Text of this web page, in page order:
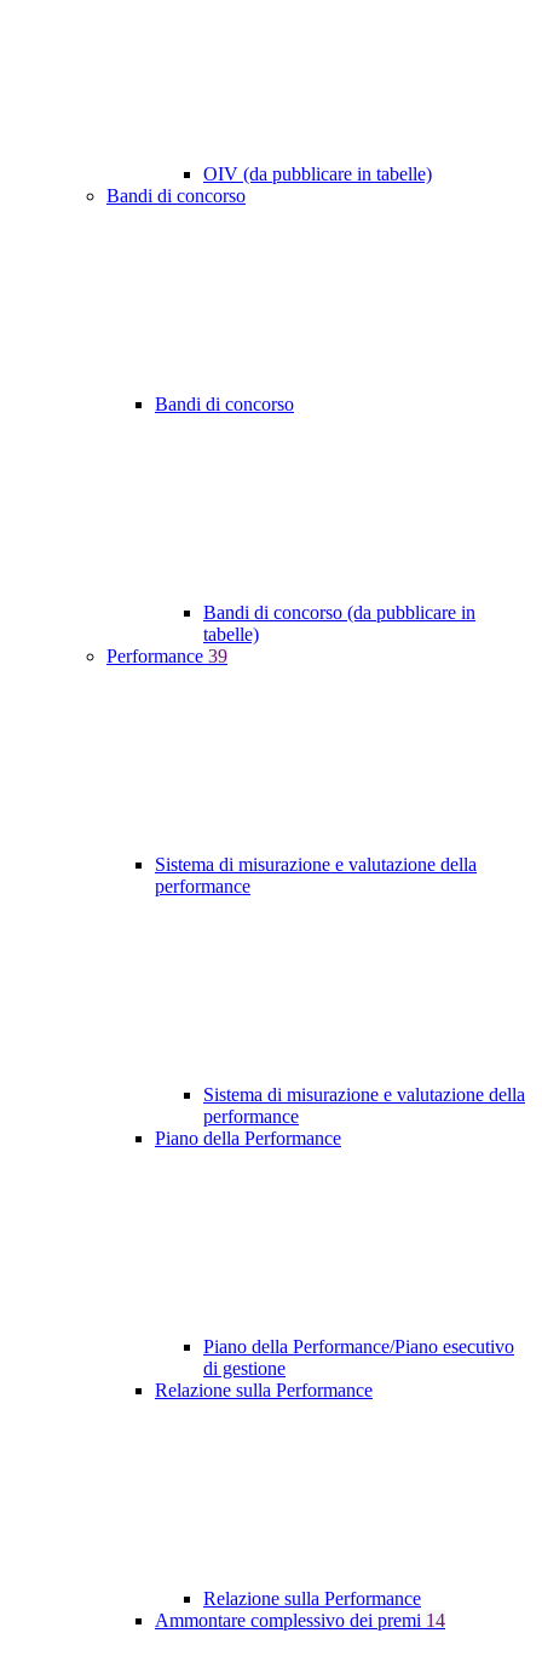
OIV (da pubblicare in tabelle)
Bandi di concorso
Bandi di concorso
Bandi di concorso (da pubblicare in
tabelle)
Performance 39
Sistema di misurazione e valutazione della
performance
Sistema di misurazione e valutazione della
performance
Piano della Performance
Piano della Performance/Piano esecutivo
di gestione
Relazione sulla Performance
Relazione sulla Performance
Ammontare complessivo dei premi 14